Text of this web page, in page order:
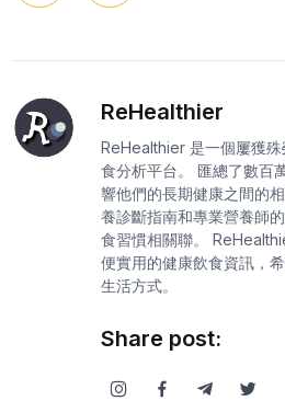
ReHealthier
ReHealthier 是一個屢獲
食分析平台。 匯總了數百
響他們的長期健康之間的
養診斷指南和專業營養師
食習慣相關聯。
便實用的健康飲食資訊，
生活方式。
Share post: